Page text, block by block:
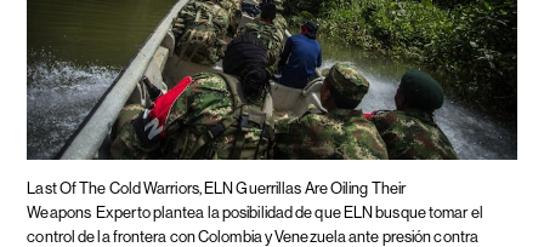
Last Of The Cold Warriors, ELN Guerrillas Are Oiling Their
Weapons Experto plantea la posibilidad de que ELN busque tomar el
control de la frontera con Colombia y Venezuela ante presión contra